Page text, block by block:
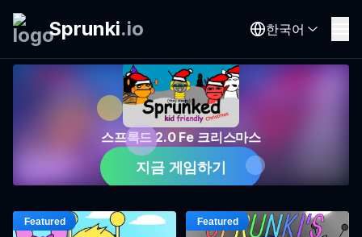
Sprunki.io 한국어
스프록드 2.0 Fe 크리스마스
지금 게임하기